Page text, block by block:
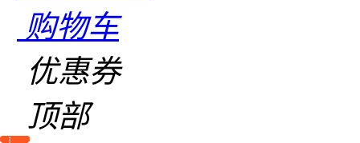
购物车
优惠券
顶部